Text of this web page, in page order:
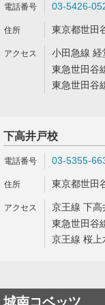
03-5426-
東京都世田
小田急線
東急世田谷
東急世田谷
下高井戸校
03-5355-
東京都世田
京王線 下
東急世田谷
京王線 桜
城南コベッツ